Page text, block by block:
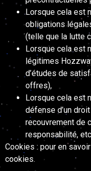
Lorsque cela est
obligations
(telle que la lutte
Lorsque cela est
légitimes
d’études de
offres),
Lorsque cela est
défense d’un
recouvrement de
responsabilité,
Cookies : pour en
cookies.